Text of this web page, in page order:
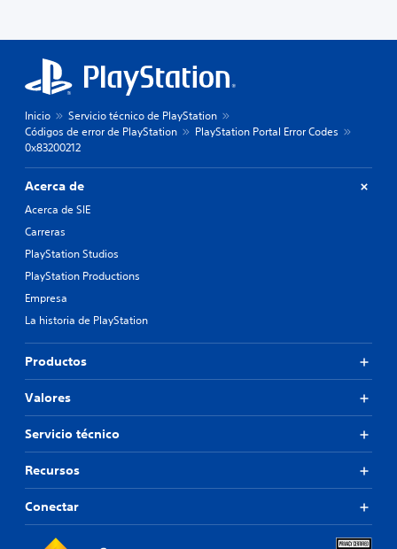
Inicio
Servicio técnico de PlayStation
Códigos de error de PlayStation
PlayStation Portal Error Codes
0x83200212
Acerca de
Acerca de SIE
Carreras
PlayStation Studios
PlayStation Productions
Empresa
La historia de PlayStation
Productos
Valores
Servicio técnico
Recursos
Conectar